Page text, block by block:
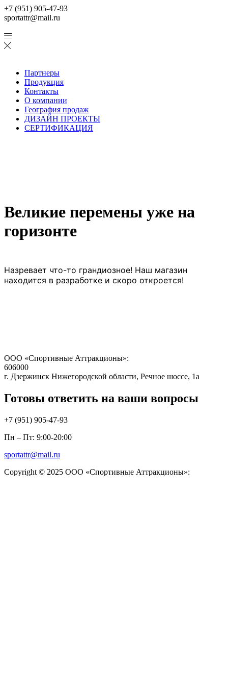
+7 (951) 905-47-93
sportattr@mail.ru
Партнеры
Продукция
Контакты
О компании
География продаж
ДИЗАЙН ПРОЕКТЫ
СЕРТИФИКАЦИЯ
Великие перемены уже на
горизонте
Назревает что-то грандиозное! Наш магазин
находится в разработке и скоро откроется!
ООО «Спортивные Аттракционы»:
606000
г. Дзержинск Нижегородской области, Речное шоссе, 1а
Готовы ответить на ваши вопросы
+7 (951) 905-47-93
Пн – Пт: 9:00-20:00
sportattr@mail.ru
Copyright © 2025 ООО «Спортивные Аттракционы»: